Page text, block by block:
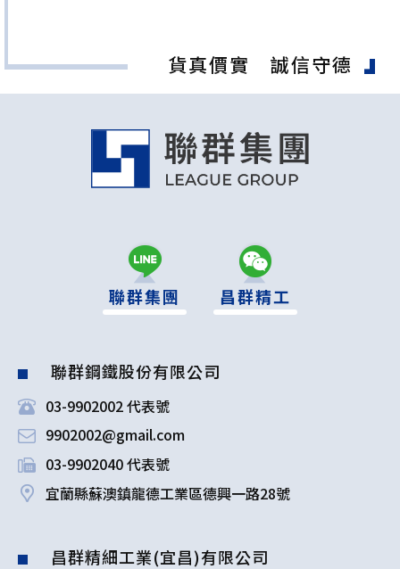
貨真價實 誠信守德
聯群集團 昌群精工
聯群鋼鐵股份有限公司
03-9902002 代表號
9902002@gmail.com
03-9902040 代表號
宜蘭縣蘇澳鎮龍德工業區德興一路28號
昌群精細工業(宜昌)有限公司